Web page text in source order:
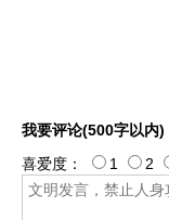
我要评论(500字以内)
喜爱度： 1 2